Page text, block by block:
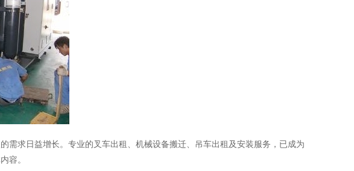
求日益增长。专业的叉车出租、机械设备搬迁、吊车出租及安装服务，已成为
容。